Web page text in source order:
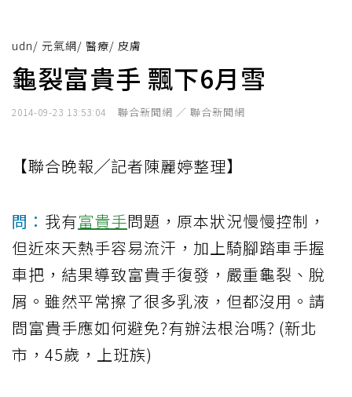
udn/ 元氣網/ 醫療/ 皮膚
龜裂富貴手 飄下6月雪
2014-09-23 13:53:04 聯合新聞網 ／ 聯合新聞網
【聯合晚報╱記者陳麗婷整理】
問： 我有富貴手問題，原本狀況慢慢控制，
但近來天熱手容易流汗，加上騎腳踏車手握
車把，結果導致富貴手復發，嚴重龜裂、脫
屑。雖然平常擦了很多乳液，但都沒用。請
問富貴手應如何避免?有辦法根治嗎? (新北
市，45歲，上班族)